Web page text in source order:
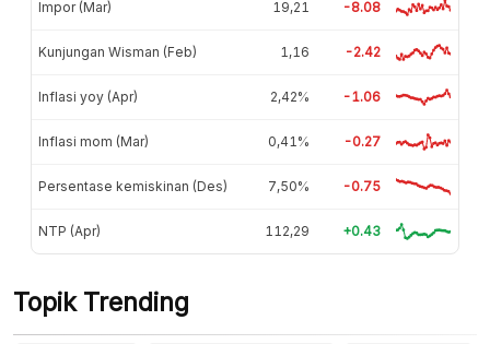
Impor (Mar) 19,21 -8.08
Kunjungan Wisman (Feb) 1,16 -2.42
Inflasi yoy (Apr) 2,42% -1.06
Inflasi mom (Mar) 0,41% -0.27
Persentase kemiskinan (Des) 7,50% -0.75
NTP (Apr) 112,29 +0.43
Topik Trending